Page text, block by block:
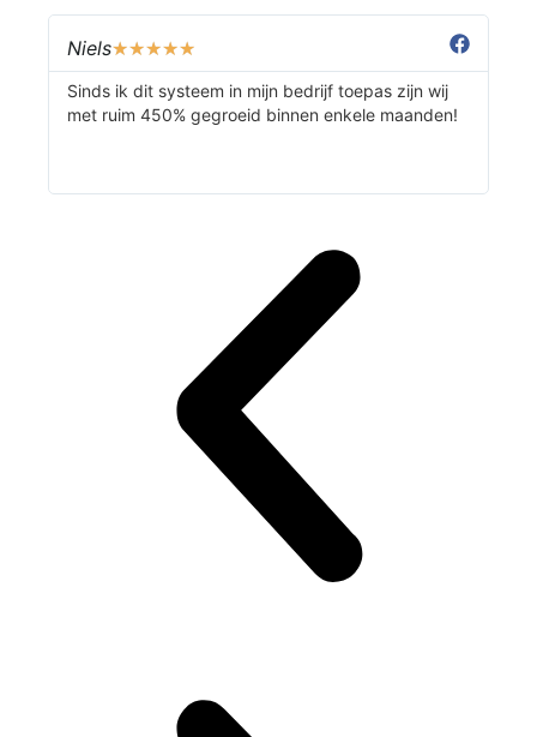
Niels★★★★★
Sinds ik dit systeem in mijn bedrijf toepas zijn wij
met ruim 450% gegroeid binnen enkele maanden!